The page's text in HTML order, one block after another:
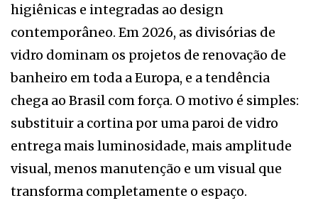
higiênicas e integradas ao design
contemporâneo. Em 2026, as divisórias de
vidro dominam os projetos de renovação de
banheiro em toda a Europa, e a tendência
chega ao Brasil com força. O motivo é simples:
substituir a cortina por uma paroi de vidro
entrega mais luminosidade, mais amplitude
visual, menos manutenção e um visual que
transforma completamente o espaço.